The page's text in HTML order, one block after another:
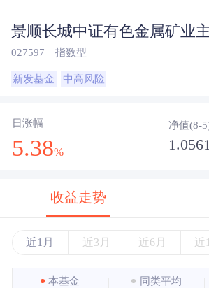
景顺长城中证有色金属矿业
027597 指数型
新发基金 中高风险
日涨幅
5.38%
净值(8-
1.0561
收益走势
近1月 近3月 近6月 近
本基金 同类平均